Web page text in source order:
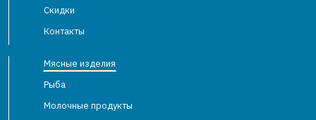
Скидки
Контакты
Мясные изделия
Рыба
Молочные продукты